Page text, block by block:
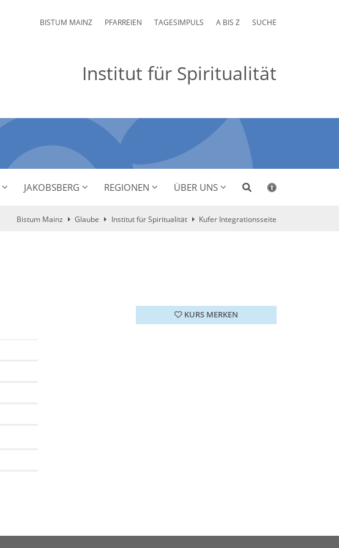
BISTUM MAINZ PFARREIEN TAGESIMPULS A BIS Z SUCHE
Institut für Spiritualität
JAKOBSBERG REGIONEN ÜBER UNS
Bistum Mainz Glaube Institut für Spiritualität Kufer Integrationsseite
KURS MERKEN